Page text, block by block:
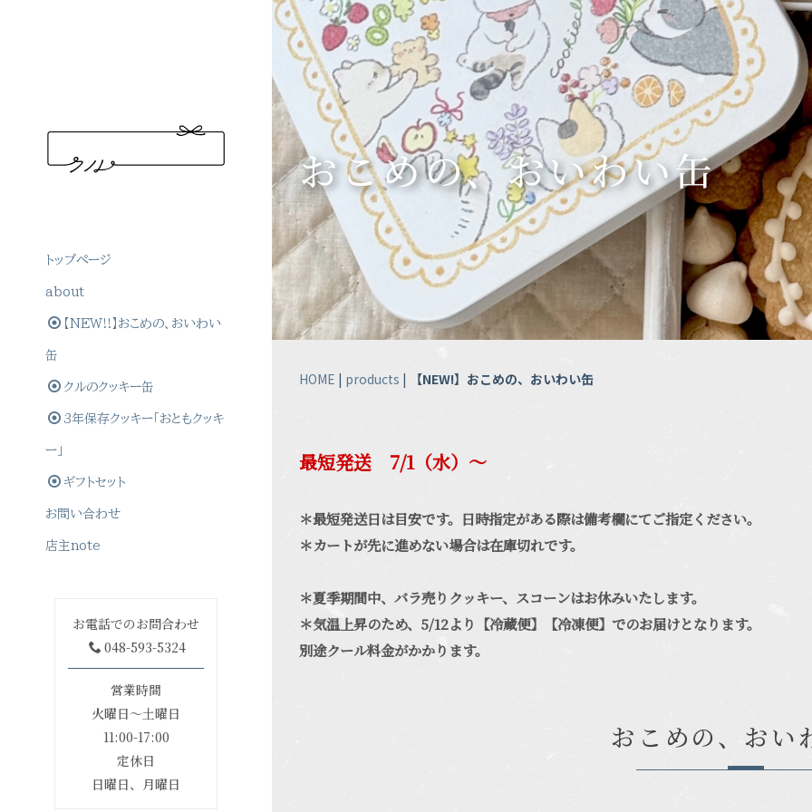
おこめの、おいわい缶
HOME | products | 【NEW!】おこめの、おいわい缶
最短発送 7/1（水）〜
＊最短発送日は目安です。日時指定がある際は備考欄にてご指定ください。
＊カートが先に進めない場合は在庫切れです。
＊夏季期間中、バラ売りクッキー、スコーンはお休みいたします。
＊気温上昇のため、5/12より【冷蔵便】【冷凍便】でのお届けとなります。
別途クール料金がかかります。
おこめの、おい
トップぺージ
about
【NEW!!】おこめの、おいわい
缶
クルのクッキー缶
3年保存クッキー「おともクッキ
ー」
ギフトセット
お問い合わせ
店主note
お電話でのお問合わせ
048-593-5324
営業時間
火曜日〜土曜日
11:00-17:00
定休日
日曜日、月曜日